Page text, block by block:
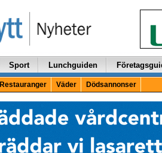
Sport Lunchguiden
Restauranger Väder Dödsannonser